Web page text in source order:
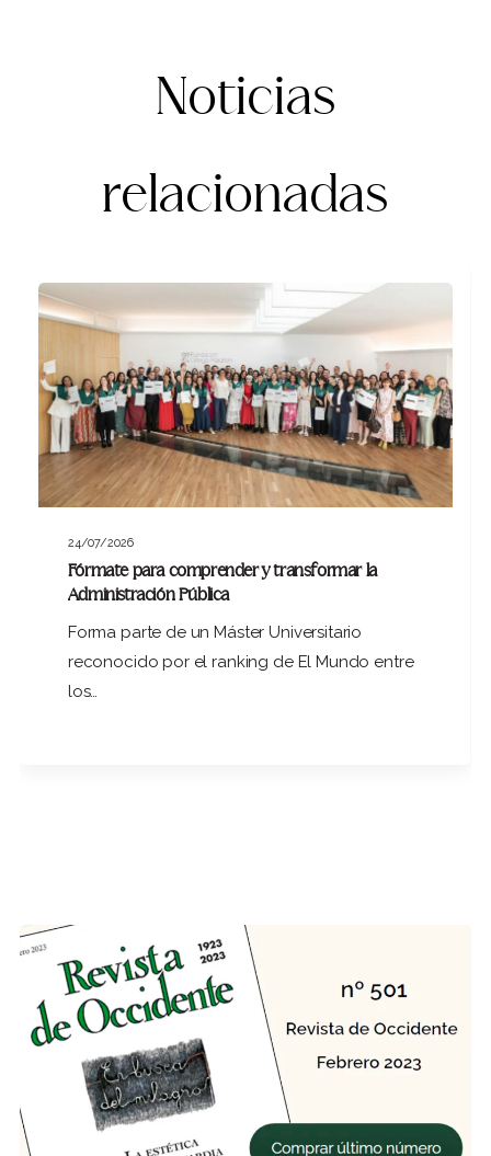
Noticias
relacionadas
24/07/2026
Fórmate para comprender y transformar la
Administración Pública
Forma parte de un Máster Universitario
reconocido por el ranking de El Mundo entre
los…